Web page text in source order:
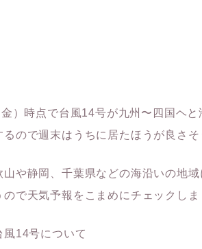
）時点で台風14号が九州〜四国ヘ
るので週末はうちに居たほうが良さそ
山や静岡、千葉県などの海沿いの地
ので天気予報をこまめにチェックしま
風14号について